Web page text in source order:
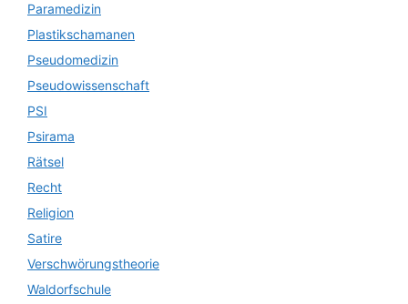
Paramedizin
Plastikschamanen
Pseudomedizin
Pseudowissenschaft
PSI
Psirama
Rätsel
Recht
Religion
Satire
Verschwörungstheorie
Waldorfschule